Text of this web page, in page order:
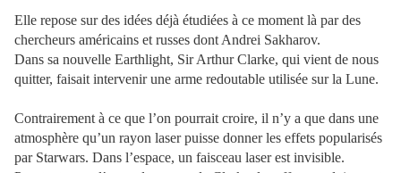
Elle repose sur des idées déjà étudiées à ce moment là par des
chercheurs américains et russes dont Andrei Sakharov.
Dans sa nouvelle Earthlight, Sir Arthur Clarke, qui vient de nous
quitter, faisait intervenir une arme redoutable utilisée sur la Lune.
Contrairement à ce que l’on pourrait croire, il n’y a que dans une
atmosphère qu’un rayon laser puisse donner les effets popularisés
par Starwars. Dans l’espace, un faisceau laser est invisible.